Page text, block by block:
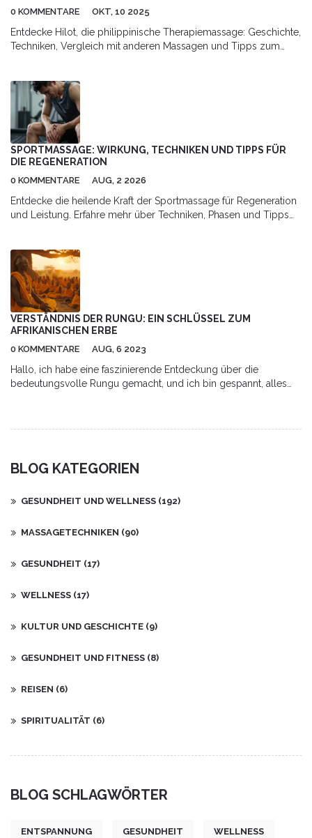
0 KOMMENTARE OKT, 10 2025
Entdecke Hilot, die philippinische Therapiemassage: Geschichte,
Techniken, Vergleich mit anderen Massagen und Tipps zum
SPORTMASSAGE: WIRKUNG, TECHNIKEN UND TIPPS FÜR
DIE REGENERATION
0 KOMMENTARE AUG, 2 2026
Entdecke die heilende Kraft der Sportmassage für Regeneration
und Leistung. Erfahre mehr über Techniken, Phasen und Tipps
VERSTÄNDNIS DER RUNGU: EIN SCHLÜSSEL ZUM
AFRIKANISCHEN ERBE
0 KOMMENTARE AUG, 6 2023
Hallo, ich habe eine faszinierende Entdeckung über die
bedeutungsvolle Rungu gemacht, und ich bin gespannt, alles
freischalten. Es ist eine Reise des Lernens und der Bewunderung
BLOG KATEGORIEN
GESUNDHEIT UND WELLNESS (192)
MASSAGETECHNIKEN (90)
GESUNDHEIT (17)
WELLNESS (17)
KULTUR UND GESCHICHTE (9)
GESUNDHEIT UND FITNESS (8)
REISEN (6)
SPIRITUALITÄT (6)
BLOG SCHLAGWÖRTER
ENTSPANNUNG GESUNDHEIT WELLNESS